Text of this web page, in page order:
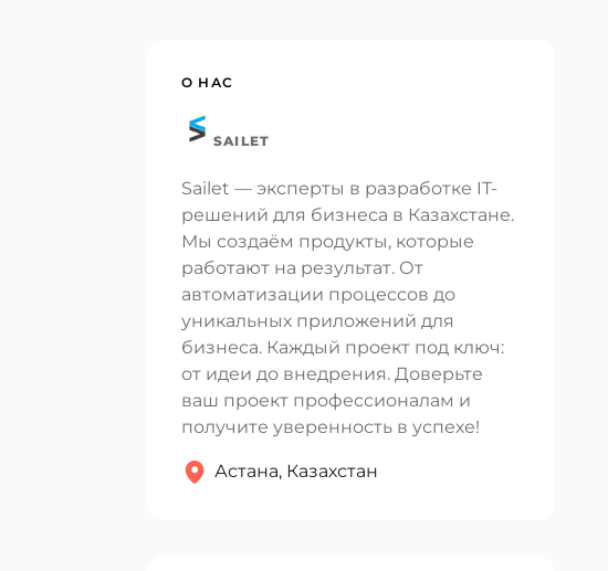
О НАС
SAILET
Sailet — эксперты в разработке IT-
решений для бизнеса в Казахстане.
Мы создаём продукты, которые
работают на результат. От
автоматизации процессов до
уникальных приложений для
бизнеса. Каждый проект под ключ:
от идеи до внедрения. Доверьте
ваш проект профессионалам и
получите уверенность в успехе!
Астана, Казахстан